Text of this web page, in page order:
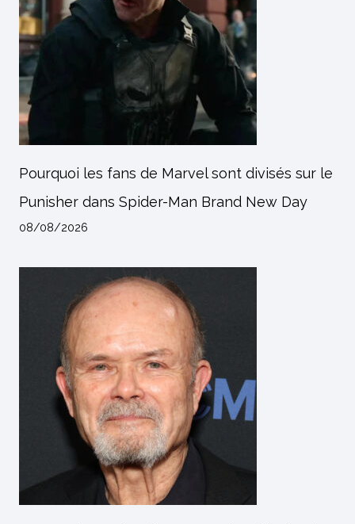
Pourquoi les fans de Marvel sont divisés sur le
Punisher dans Spider-Man Brand New Day
08/08/2026